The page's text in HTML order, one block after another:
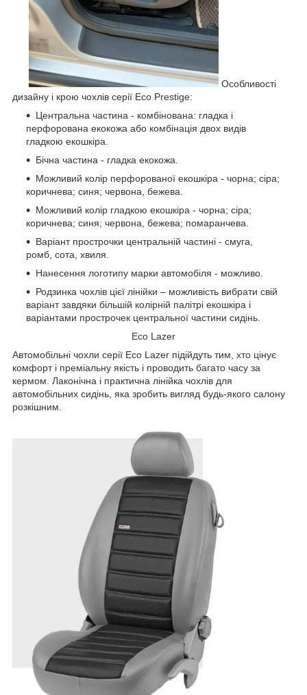
Особливості
дизайну і крою чохлів серії Eco Prestige:
Центральна частина - комбінована: гладка і
перфорована екокожа або комбінація двох видів
гладкою екошкіра.
Бічна частина - гладка екокожа.
Можливий колір перфорованої екошкіра - чорна; сіра;
коричнева; синя; червона, бежева.
Можливий колір гладкою екошкіра - чорна; сіра;
коричнева; синя; червона, бежева; помаранчева.
Варіант прострочки центральній частині - смуга,
ромб, сота, хвиля.
Нанесення логотипу марки автомобіля - можливо.
Родзинка чохлів цієї лінійки – можливість вибрати свій
варіант завдяки більшій колірній палітрі екошкіра і
варіантами прострочек центральної частини сидінь.
Eco Lazer
Автомобільні чохли серії Eco Lazer підійдуть тим, хто цінує
комфорт і преміальну якість і проводить багато часу за
кермом. Лаконічна і практична лінійка чохлів для
автомобільних сидінь, яка зробить вигляд будь-якого салону
розкішним.